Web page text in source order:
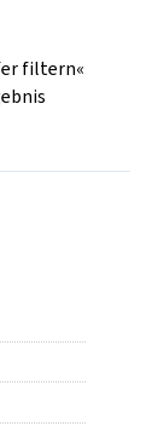
filtern«